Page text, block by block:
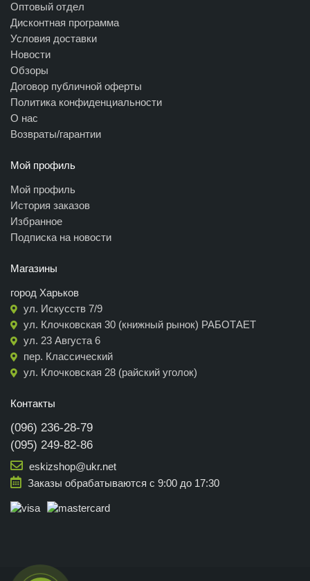
Оптовый отдел
Дисконтная программа
Условия доставки
Новости
Обзоры
Договор публичной оферты
Политика конфиденциальности
О нас
Возвраты/гарантии
Мой профиль
Мой профиль
История заказов
Избранное
Подписка на новости
Магазины
город Харьков
ул. Искусств 7/9
ул. Клочковская 30 (книжный рынок) РАБОТАЕТ
ул. 23 Августа 6
пер. Классический
ул. Клочковская 28 (райский уголок)
Контакты
(096) 236-28-79
(095) 249-82-86
eskizshop@ukr.net
Заказы обрабатываются с 9:00 до 17:30